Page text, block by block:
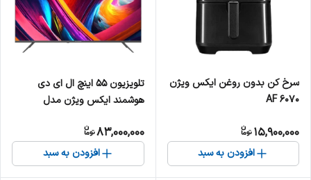
سرخ کن بدون روغن ایکس ویژن
AF 6070
15,900,000
افزودن به سبد
تلویزیون 55 اینچ ال ای دی
هوشمند ایکس ویژن مدل
83,000,000
افزودن به سبد